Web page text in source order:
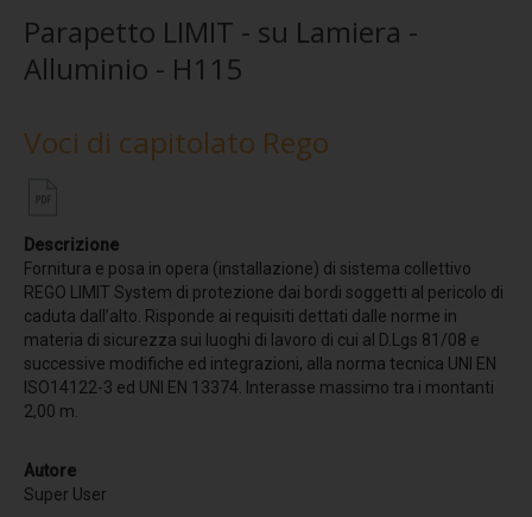
Stratigrafia 10
Fotovoltaico
Protezione multistrato
Potere insonorizzante
Resistenza alla corrosione
Comfort termico
Parapetto LIMIT - su Lamiera -
Alluminio - H115
Voci di capitolato Rego
Descrizione
Fornitura e posa in opera (installazione) di sistema collettivo
REGO LIMIT System di protezione dai bordi soggetti al pericolo di
caduta dall’alto. Risponde ai requisiti dettati dalle norme in
materia di sicurezza sui luoghi di lavoro di cui al D.Lgs 81/08 e
successive modifiche ed integrazioni, alla norma tecnica UNI EN
ISO14122-3 ed UNI EN 13374. Interasse massimo tra i montanti
2,00 m.
Autore
Super User